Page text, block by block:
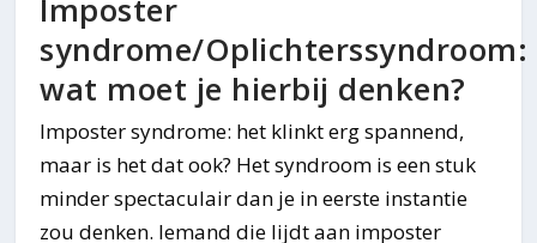
Imposter
syndrome/Oplichterssyndroom:
wat moet je hierbij denken?
Imposter syndrome: het klinkt erg spannend,
maar is het dat ook? Het syndroom is een stuk
minder spectaculair dan je in eerste instantie
zou denken. Iemand die lijdt aan imposter